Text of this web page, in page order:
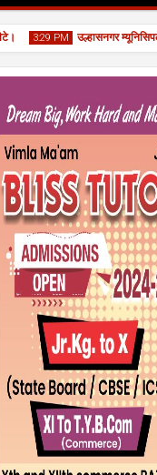
3:29 PM
01 Aug
2026
उल्हासनगर म्यूनिसिपल